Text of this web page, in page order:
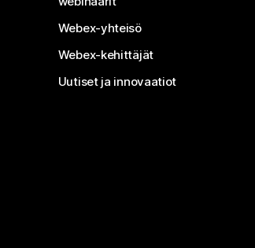
Webex-yhteisö
Webex-kehittäjät
Uutiset ja innovaatiot